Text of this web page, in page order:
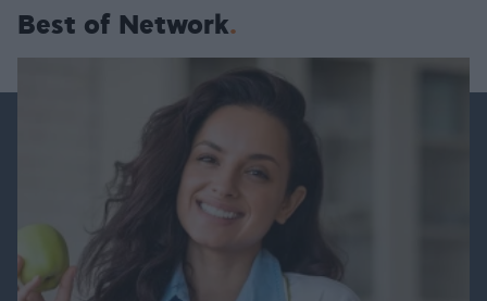
Best of Network